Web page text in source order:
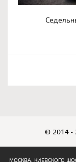
© 2014 -
МОСКВА, КИЕВСКОГО